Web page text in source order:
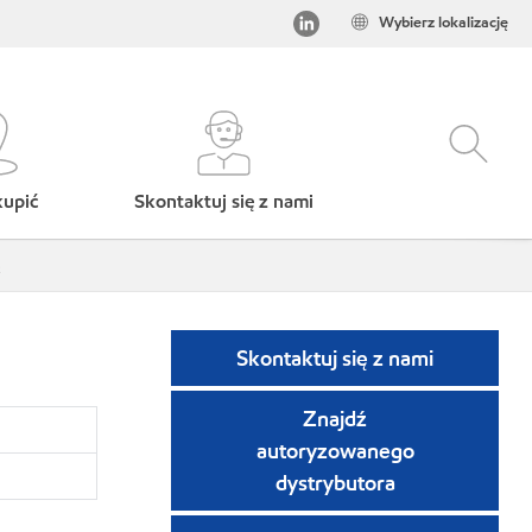
Wybierz lokalizację
Skontaktuj się z nami
Skontaktuj się z nami
Znajdź
autoryzowanego
dystrybutora